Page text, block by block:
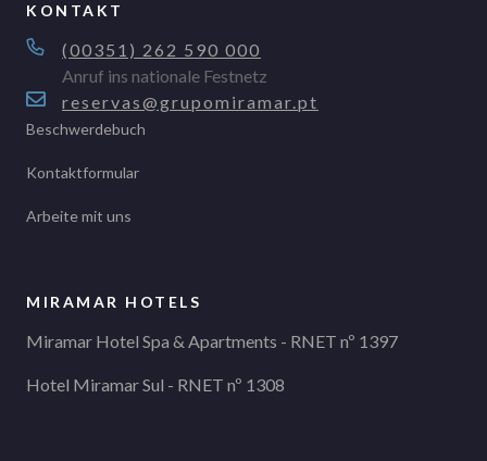
KONTAKT
(00351) 262 590 000
Anruf ins nationale Festnetz
reservas@grupomiramar.pt
Beschwerdebuch
Kontaktformular
Arbeite mit uns
MIRAMAR HOTELS
Miramar Hotel Spa & Apartments - RNET nº 1397
Hotel Miramar Sul - RNET nº 1308